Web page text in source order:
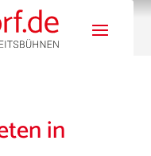
in